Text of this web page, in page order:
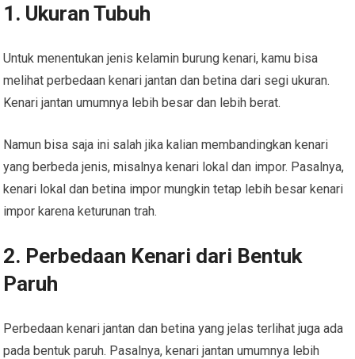
1. Ukuran Tubuh
Untuk menentukan jenis kelamin burung kenari, kamu bisa
melihat perbedaan kenari jantan dan betina dari segi ukuran.
Kenari jantan umumnya lebih besar dan lebih berat.
Namun bisa saja ini salah jika kalian membandingkan kenari
yang berbeda jenis, misalnya kenari lokal dan impor. Pasalnya,
kenari lokal dan betina impor mungkin tetap lebih besar kenari
impor karena keturunan trah.
2. Perbedaan Kenari dari Bentuk
Paruh
Perbedaan kenari jantan dan betina yang jelas terlihat juga ada
pada bentuk paruh. Pasalnya, kenari jantan umumnya lebih